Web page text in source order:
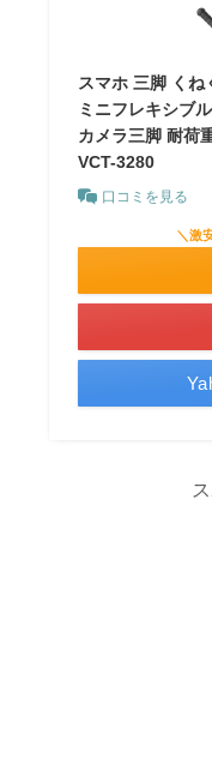
スマホ 三脚 く
ミニフレキシブ
カメラ三脚 耐荷
VCT-3280
口コミを見る
＼激